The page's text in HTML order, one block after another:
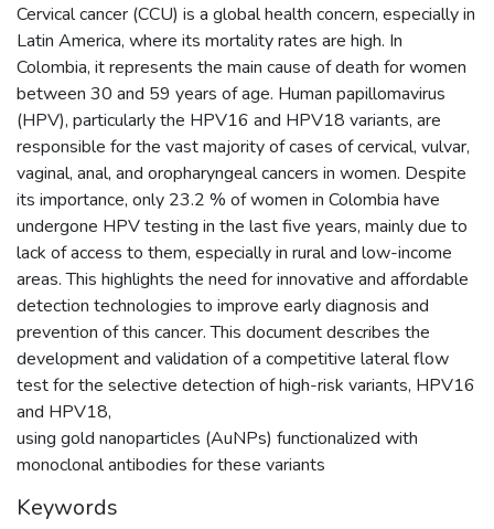
Cervical cancer (CCU) is a global health concern, especially in
Latin America, where its mortality rates are high. In
Colombia, it represents the main cause of death for women
between 30 and 59 years of age. Human papillomavirus
(HPV), particularly the HPV16 and HPV18 variants, are
responsible for the vast majority of cases of cervical, vulvar,
vaginal, anal, and oropharyngeal cancers in women. Despite
its importance, only 23.2 % of women in Colombia have
undergone HPV testing in the last five years, mainly due to
lack of access to them, especially in rural and low-income
areas. This highlights the need for innovative and affordable
detection technologies to improve early diagnosis and
prevention of this cancer. This document describes the
development and validation of a competitive lateral flow
test for the selective detection of high-risk variants, HPV16
and HPV18,
using gold nanoparticles (AuNPs) functionalized with
monoclonal antibodies for these variants
Keywords